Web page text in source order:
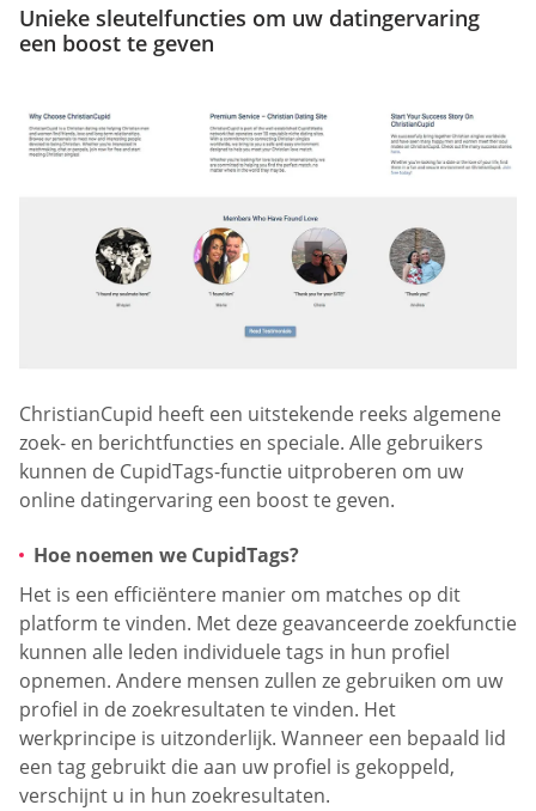
Unieke sleutelfuncties om uw datingervaring
een boost te geven
ChristianCupid heeft een uitstekende reeks algemene
zoek- en berichtfuncties en speciale. Alle gebruikers
kunnen de CupidTags-functie uitproberen om uw
online datingervaring een boost te geven.
Hoe noemen we CupidTags?
Het is een efficiëntere manier om matches op dit
platform te vinden. Met deze geavanceerde zoekfunctie
kunnen alle leden individuele tags in hun profiel
opnemen. Andere mensen zullen ze gebruiken om uw
profiel in de zoekresultaten te vinden. Het
werkprincipe is uitzonderlijk. Wanneer een bepaald lid
een tag gebruikt die aan uw profiel is gekoppeld,
verschijnt u in hun zoekresultaten.